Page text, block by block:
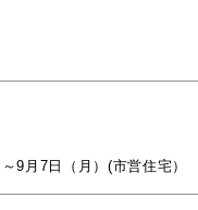
9月7日（月）(市営住宅）